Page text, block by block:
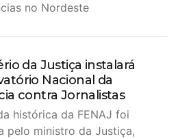
no Nordeste
da Justiça instalará
Nacional da
contra Jornalistas
histórica da FENAJ foi
pelo ministro da Justiça,